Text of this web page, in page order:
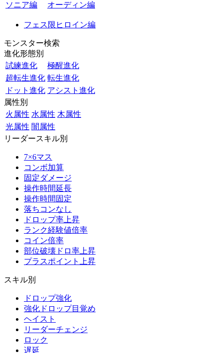
ソニア編
オーディン編
フェス限ヒロイン編
モンスター検索
進化形態別
試練進化
極醒進化
超転生進化 転生進化
ドット進化 アシスト進化
属性別
火属性 水属性 木属性
光属性 闇属性
リーダースキル別
7×6マス
コンボ加算
固定ダメージ
操作時間延長
操作時間固定
落ちコンなし
ドロップ率上昇
ランク経験値倍率
コイン倍率
部位破壊ドロ率上昇
プラスポイント上昇
スキル別
ドロップ強化
強化ドロップ目覚め
ヘイスト
リーダーチェンジ
ロック
遅延